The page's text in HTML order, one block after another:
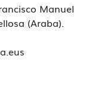
Manuel
(Araba).